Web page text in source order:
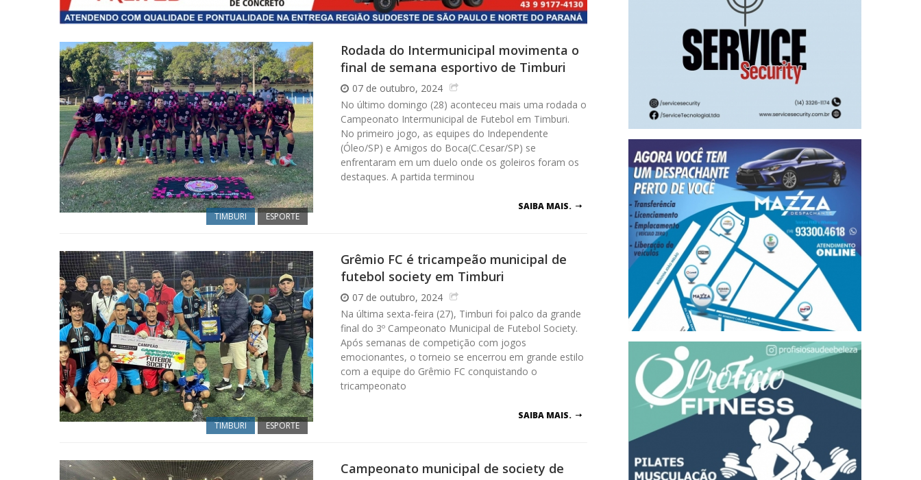
TIMBURI ESPORTE
Rodada do Intermunicipal movimenta o
final de semana esportivo de Timburi
07 de outubro, 2024
No último domingo (28) aconteceu mais uma rodada o
Campeonato Intermunicipal de Futebol em Timburi.
No primeiro jogo, as equipes do Independente
(Óleo/SP) e Amigos do Boca(C.Cesar/SP) se
enfrentaram em um duelo onde os goleiros foram os
destaques. A partida terminou
SAIBA MAIS.
TIMBURI ESPORTE
Grêmio FC é tricampeão municipal de
futebol society em Timburi
07 de outubro, 2024
Na última sexta-feira (27), Timburi foi palco da grande
final do 3º Campeonato Municipal de Futebol Society.
Após semanas de competição com jogos
emocionantes, o torneio se encerrou em grande estilo
com a equipe do Grêmio FC conquistando o
tricampeonato
SAIBA MAIS.
Campeonato municipal de society de